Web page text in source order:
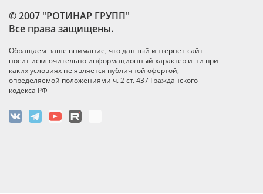
© 2007 "РОТИНАР ГРУПП"
Все права защищены.
Обращаем ваше внимание, что данный интернет-сайт
носит исключительно информационный характер и ни при
каких условиях не является публичной офертой,
определяемой положениями ч. 2 ст. 437 Гражданского
кодекса РФ